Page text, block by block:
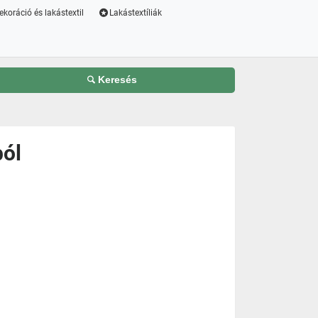
és lakástextil Lakástextíliák
Keresés